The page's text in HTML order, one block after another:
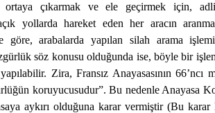
ortaya çıkarmak ve ele geçirmek için,
yollarda hareket eden her aracın
göre, arabalarda yapılan silah arama
söz konusu olduğunda ise, böyle bir
Zira, Fransız Anayasasının 66’ncı
koruyucusudur”. Bu nedenle Anayasa
aykırı olduğuna karar vermiştir (Bu karar